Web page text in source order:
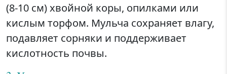
(8-10 см) хвойной коры, опилками или
кислым торфом. Мульча сохраняет влагу,
подавляет сорняки и поддерживает
кислотность почвы.